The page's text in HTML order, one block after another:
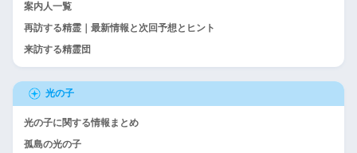
案内人一覧
再訪する精霊｜最新情報と次回予想とヒント
来訪する精霊団
光の子
光の子に関する情報まとめ
孤島の光の子